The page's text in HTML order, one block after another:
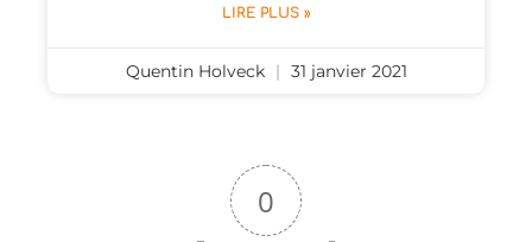
LIRE PLUS »
Quentin Holveck 31 janvier 2021
0